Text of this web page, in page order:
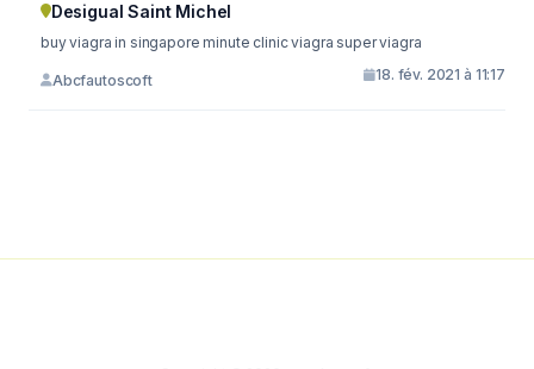
Desigual Saint Michel
buy viagra in singapore minute clinic viagra super viagra
Abcfautoscoft 18. fév. 2021 à 11:17